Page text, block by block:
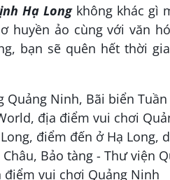
Hạ Longkhông khác gì
huyền ảo cùng với văn
bạn sẽ quên hết thời